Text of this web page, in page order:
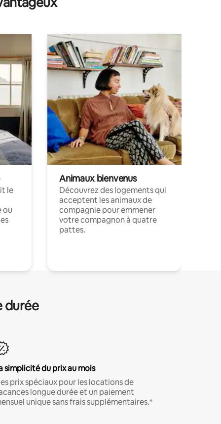
le
ou
Animaux bienvenus
Découvrez des logements qui
acceptent les animaux de
compagnie pour emmener
votre compagnon à quatre
pattes.
durée
simplicité du prix au mois
prix spéciaux pour les locations de
longue durée et un paiement
unique sans frais supplémentaires.*